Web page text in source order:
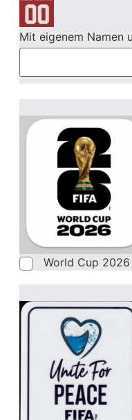
Mit eigenem Namen
World Cup